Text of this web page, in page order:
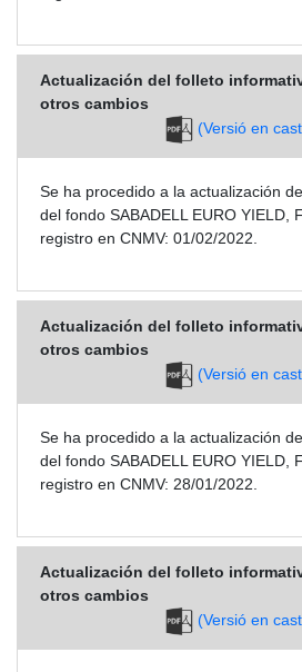
Actualización del folleto
otros cambios
(Versió en
Se ha procedido a la actualización
del fondo SABADELL EURO YIELD,
registro en CNMV: 01/02/2022.
Actualización del folleto
otros cambios
(Versió en
Se ha procedido a la actualización
del fondo SABADELL EURO YIELD,
registro en CNMV: 28/01/2022.
Actualización del folleto
otros cambios
(Versió en